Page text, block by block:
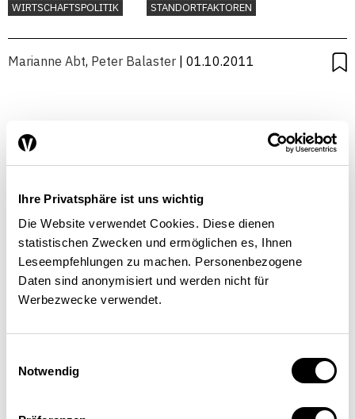
Ihre Privatsphäre ist uns wichtig
Die Website verwendet Cookies. Diese dienen
statistischen Zwecken und ermöglichen es, Ihnen
Leseempfehlungen zu machen. Personenbezogene
Daten sind anonymisiert und werden nicht für
Werbezwecke verwendet.
Notwendig
WIRTSCHAFTSPOLITIK STANDORTFAKTOREN
Marianne Abt, Peter Balaster | 01.10.2011